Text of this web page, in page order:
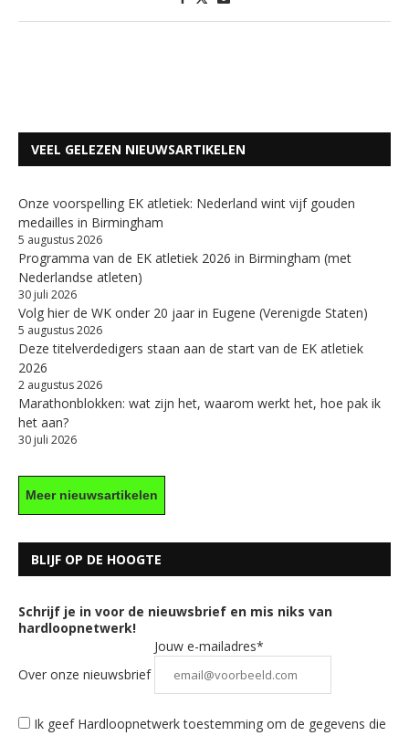
VEEL GELEZEN NIEUWSARTIKELEN
Onze voorspelling EK atletiek: Nederland wint vijf gouden
medailles in Birmingham
5 augustus 2026
Programma van de EK atletiek 2026 in Birmingham (met
Nederlandse atleten)
30 juli 2026
Volg hier de WK onder 20 jaar in Eugene (Verenigde Staten)
5 augustus 2026
Deze titelverdedigers staan aan de start van de EK atletiek
2026
2 augustus 2026
Marathonblokken: wat zijn het, waarom werkt het, hoe pak ik
het aan?
30 juli 2026
Meer nieuwsartikelen
BLIJF OP DE HOOGTE
Schrijf je in voor de nieuwsbrief en mis niks van
hardloopnetwerk!
Over onze nieuwsbrief
Jouw e-mailadres*
Ik geef Hardloopnetwerk toestemming om de gegevens die